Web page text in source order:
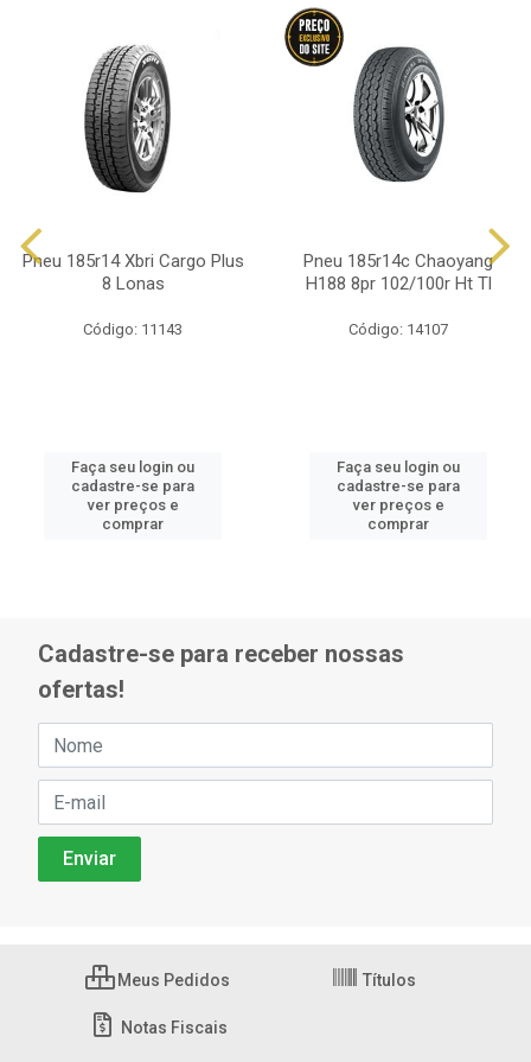
Pneu 185r14 Xbri Cargo Plus
8 Lonas
Código: 11143
Faça seu login ou
cadastre-se para
ver preços e
comprar
Pneu 185r14c Chaoyang
H188 8pr 102/100r Ht Tl
Código: 14107
Faça seu login ou
cadastre-se para
ver preços e
comprar
Cadastre-se para receber nossas
ofertas!
Meus Pedidos Títulos
Notas Fiscais